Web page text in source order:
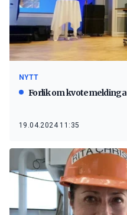
NYTT
Forlik om kvotemeldinga
19.04.2024 11:35